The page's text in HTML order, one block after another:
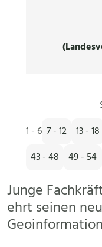
1 - 6 7 - 12 13 - 18
43 - 48
49 - 54
Junge
ehrt seinen